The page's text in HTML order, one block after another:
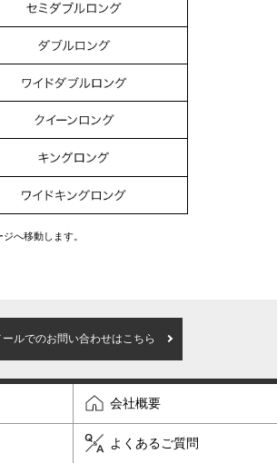
へ移動します。
ールでのお問い合わせはこちら
会社概要
よくあるご質問